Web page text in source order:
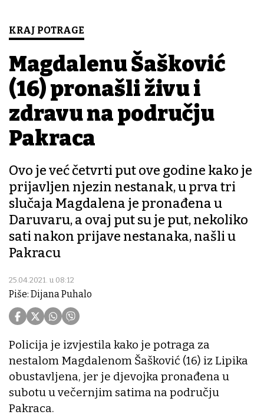
KRAJ POTRAGE
Magdalenu Šašković
(16) pronašli živu i
zdravu na području
Pakraca
Ovo je već četvrti put ove godine kako je
prijavljen njezin nestanak, u prva tri
slučaja Magdalena je pronađena u
Daruvaru, a ovaj put su je put, nekoliko
sati nakon prijave nestanaka, našli u
Pakracu
25.04.2021. u 08:12
Piše: Dijana Puhalo
Policija je izvjestila kako je potraga za
nestalom Magdalenom Šašković (16) iz Lipika
obustavljena, jer je djevojka pronađena u
subotu u večernjim satima na području
Pakraca.